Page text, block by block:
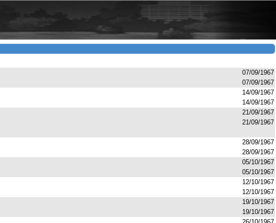
07/09/1967
07/09/1967
14/09/1967
14/09/1967
21/09/1967
21/09/1967
28/09/1967
28/09/1967
05/10/1967
05/10/1967
12/10/1967
12/10/1967
19/10/1967
19/10/1967